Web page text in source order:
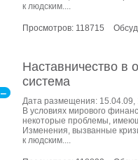
к людским....
Просмотров: 118715
‒
Наставничество в
система
Дата размещения: 15.04.09,
В условиях мирового
некоторые проблемы,
Изменения, вызванные
к людским....